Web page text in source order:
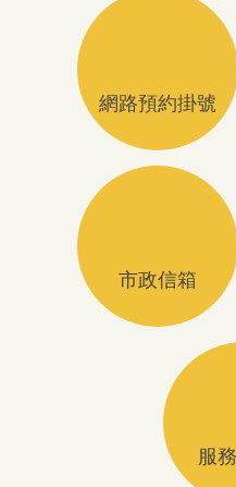
網路預約掛號
市政信箱
服